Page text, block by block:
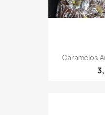
Caramelos